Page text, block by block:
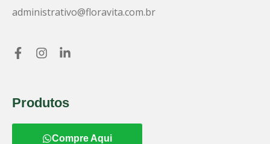
administrativo@floravita.com.br
Produtos
Compre Aqui